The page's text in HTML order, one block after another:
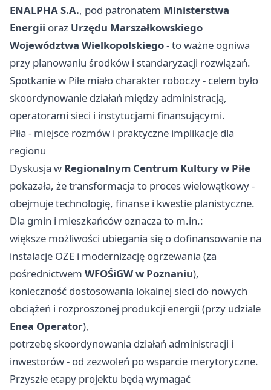
ENALPHA S.A., pod patronatem Ministerstwa
Energii oraz Urzędu Marszałkowskiego
Województwa Wielkopolskiego- to ważne ogniwa
przy planowaniu środków i standaryzacji rozwiązań.
Spotkanie w Piłe miało charakter roboczy - celem było
skoordynowanie działań między administracją,
operatorami sieci i instytucjami finansującymi.
Piła - miejsce rozmów i praktyczne implikacje dla
regionu
Dyskusja w Regionalnym Centrum Kultury w Piłe
pokazała, że transformacja to proces wielowątkowy -
obejmuje technologię, finanse i kwestie planistyczne.
Dla gmin i mieszkańców oznacza to m.in.:
większe możliwości ubiegania się o dofinansowanie na
instalacje OZE i modernizację ogrzewania (za
pośrednictwem WFOŚiGW w Poznaniu),
konieczność dostosowania lokalnej sieci do nowych
obciążeń i rozproszonej produkcji energii (przy udziale
Enea Operator),
potrzebę skoordynowania działań administracji i
inwestorów - od zezwoleń po wsparcie merytoryczne.
Przyszłe etapy projektu będą wymagać